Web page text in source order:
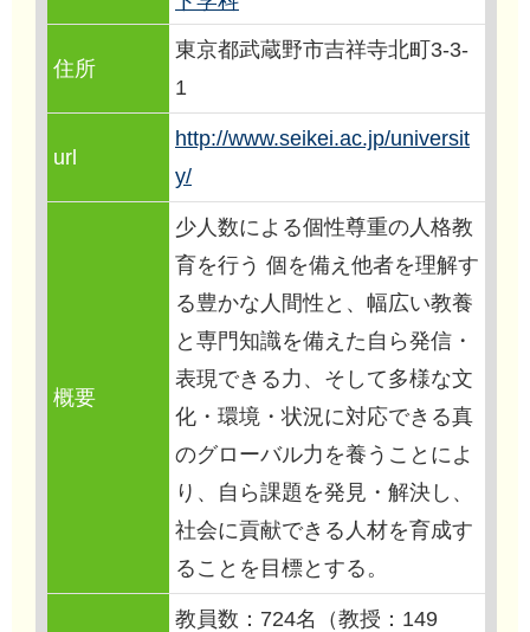
住所
東京都武蔵野市吉祥寺北町3-3-
1
url
http://www.seikei.ac.jp/universit
y/
概要
少人数による個性尊重の人格教
育を行う 個を備え他者を理解す
る豊かな人間性と、幅広い教養
と専門知識を備えた自ら発信・
表現できる力、そして多様な文
化・環境・状況に対応できる真
のグローバル力を養うことによ
り、自ら課題を発見・解決し、
社会に貢献できる人材を育成す
ることを目標とする。
教員数：724名（教授：149